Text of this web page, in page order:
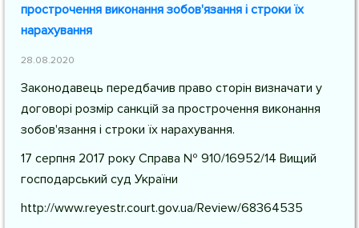
прострочення виконання зобов'язання і строки їх
нарахування
28.08.2020
Законодавець передбачив право сторін визначати у
договорі розмір санкцій за прострочення виконання
зобов'язання і строки їх нарахування.
17 серпня 2017 року Справа № 910/16952/14 Вищий
господарський суд України
http://www.reyestr.court.gov.ua/Review/68364535